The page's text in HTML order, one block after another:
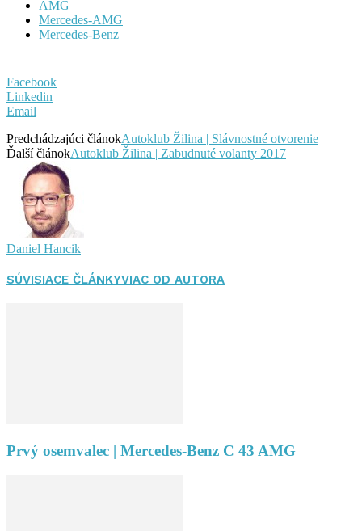
AMG
Mercedes-AMG
Mercedes-Benz
Facebook
Linkedin
Email
Predchádzajúci článokAutoklub Žilina | Slávnostné otvorenie
Ďalší článokAutoklub Žilina | Zabudnuté volanty 2017
Daniel Hancik
SÚVISIACE ČLÁNKYVIAC OD AUTORA
Prvý osemvalec | Mercedes-Benz C 43 AMG